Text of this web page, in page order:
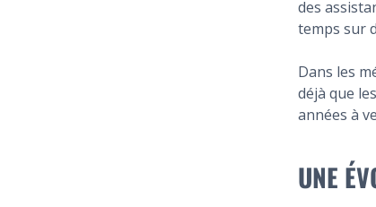
des
temps sur
Dans les
déjà que
années à
UNE